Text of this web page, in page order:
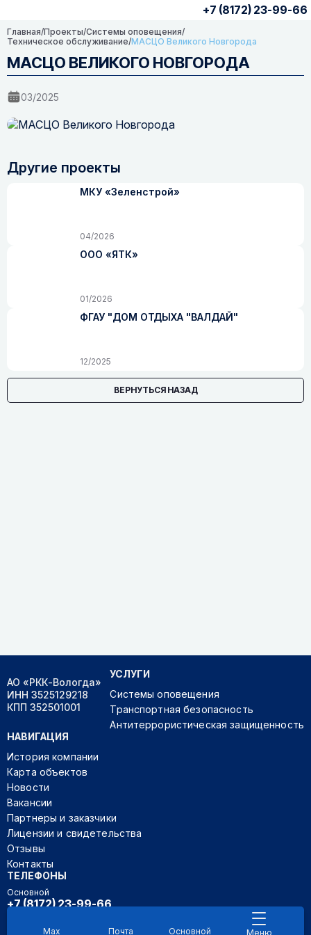
Max Почта Основной Меню
+7 (8172) 23-99-66
Главная/Проекты/Системы оповещения/
Техническое обслуживание/МАСЦО Великого Новгорода
МАСЦО ВЕЛИКОГО НОВГОРОДА
03/2025
Другие проекты
МКУ «Зеленстрой»
04/2026
ООО «ЯТК»
01/2026
ФГАУ "ДОМ ОТДЫХА "ВАЛДАЙ"
12/2025
ВЕРНУТЬСЯ НАЗАД
АО «РКК-Вологда»
ИНН 3525129218
КПП 352501001
УСЛУГИ
Системы оповещения
Транспортная безопасность
Антитеррористическая защищенность
НАВИГАЦИЯ
История компании
Карта объектов
Новости
Вакансии
Партнеры и заказчики
Лицензии и свидетельства
Отзывы
Контакты
ТЕЛЕФОНЫ
Основной
+7 (8172) 23-99-66
+7 (921) 233-07-33